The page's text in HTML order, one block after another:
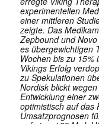
experimentellen
einer mittleren
zeigte. Das
Zepbound und
es übergewichtigen
Wochen bis zu 15%
Vikings Erfolg
zu Spekulationen
Nordisk blickt
Entwicklung einer
optimistisch auf das
Umsatzprognosen